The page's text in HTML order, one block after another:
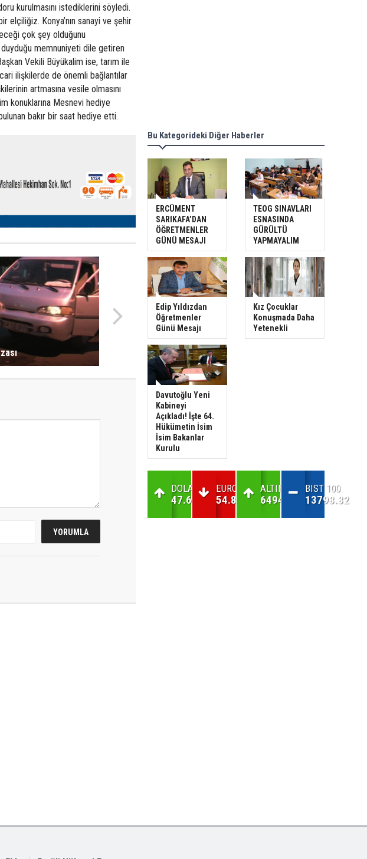
kurulmasını istediklerini söyledi.
elçiliğiz. Konya’nın sanayi ve şehir
çok şey olduğunu
memnuniyeti dile getiren
Vekili Büyükalim ise, tarım ile
ilişkilerde de önemli bağlantılar
artmasına vesile olmasını
konuklarına Mesnevi hediye
bakır bir saat hediye etti.
Bu Kategorideki Diğer Haberler
ERCÜMENT
SARIKAFA’DAN
ÖĞRETMENLER
GÜNÜ MESAJI
TEOG SINAVLARI
ESNASINDA
GÜRÜLTÜ
YAPMAYALIM
Edip Yıldızdan
Öğretmenler
Günü Mesajı
Kız Çocuklar
Konuşmada Daha
Yetenekli
Davutoğlu Yeni
Kabineyi
Açıkladı! İşte 64.
Hükümetin İsim
İsim Bakanlar
Kurulu
DOLAR
47.61
EURO
54.83
ALTIN
6494.39
BIST 100
13798.82